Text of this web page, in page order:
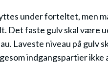
under forteltet, men
Det faste gulv skal
Laveste niveau på
indgangspartier